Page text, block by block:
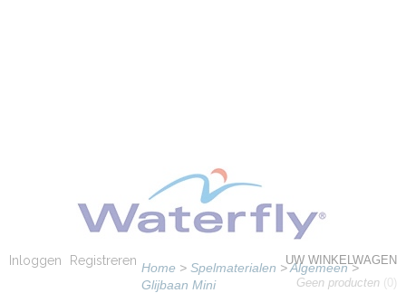
Inloggen Registreren
UW WINKELWAGEN
Geen producten (0)
Home > Spelmaterialen >Algemeen>
Glijbaan Mini